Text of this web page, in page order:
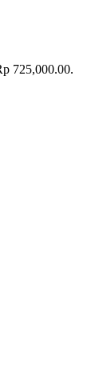
725,000.00.